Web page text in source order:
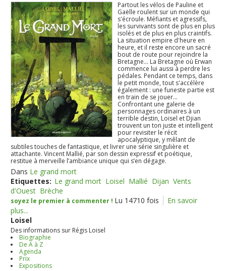
Partout les vélos de Pauline et
Gaëlle roulent sur un monde qui
s'écroule. Méfiants et agressifs,
les survivants sont de plus en plus
isolés et de plus en plus craintifs.
La situation empire d'heure en
heure, et il reste encore un sacré
bout de route pour rejoindre la
Bretagne... La Bretagne où Erwan
commence lui aussi à perdre les
pédales. Pendant ce temps, dans
le petit monde, tout s'accélère
également : une funeste partie est
en train de se jouer...
Confrontant une galerie de
personnages ordinaires à un
terrible destin, Loisel et Djian
trouvent un ton juste et intelligent
pour revisiter le récit
apocalyptique, y mêlant de
subtiles touches de fantastique, et livrer une série singulière et
attachante. Vincent Mallié, par son dessin expressif et poétique,
restitue à merveille l’ambiance unique qui s’en dégage.
Dans Le grand mort
Etiquettes: Le grand mort Loisel Mallié Dijan Vents
d'Ouest Brèche
soyez le premier à commenter ! Lu 14710 fois
En savoir
plus...
Loisel
Des informations sur Régis Loisel
Biographie
De A à Z
Agenda
Prix
Expositions